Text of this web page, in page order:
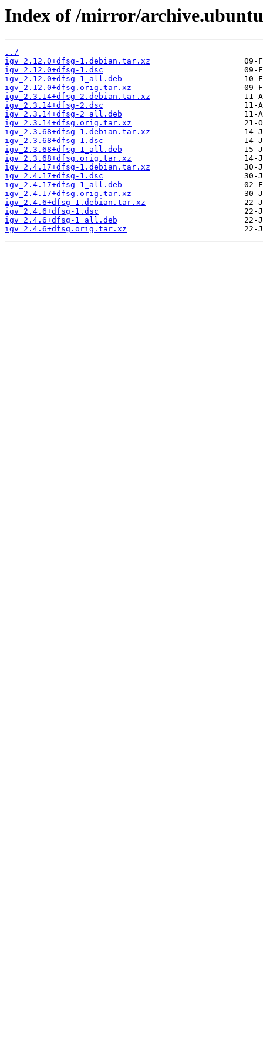
Index of /mirror/
../
igv_2.12.0+dfsg-1.debian.tar.xz
igv_2.12.0+dfsg-1.dsc
igv_2.12.0+dfsg-1_all.deb
igv_2.12.0+dfsg.orig.tar.xz
igv_2.3.14+dfsg-2.debian.tar.xz
igv_2.3.14+dfsg-2.dsc
igv_2.3.14+dfsg-2_all.deb
igv_2.3.14+dfsg.orig.tar.xz
igv_2.3.68+dfsg-1.debian.tar.xz
igv_2.3.68+dfsg-1.dsc
igv_2.3.68+dfsg-1_all.deb
igv_2.3.68+dfsg.orig.tar.xz
igv_2.4.17+dfsg-1.debian.tar.xz
igv_2.4.17+dfsg-1.dsc
igv_2.4.17+dfsg-1_all.deb
igv_2.4.17+dfsg.orig.tar.xz
igv_2.4.6+dfsg-1.debian.tar.xz
igv_2.4.6+dfsg-1.dsc
igv_2.4.6+dfsg-1_all.deb
igv_2.4.6+dfsg.orig.tar.xz